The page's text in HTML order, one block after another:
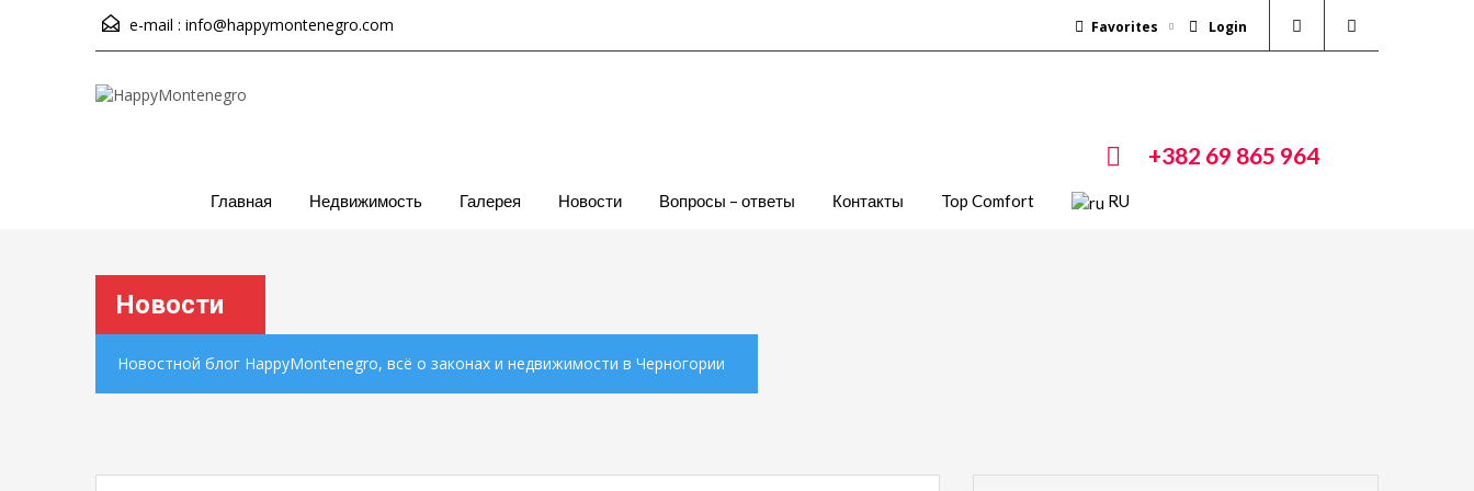
e-mail : info@happymontenegro.com Favorites Login
+382 69 865 964
Главная Недвижимость Галерея Новости Вопросы – ответы Контакты Top Comfort RU
Новости
Новостной блог HappyMontenegro, всё о законах и недвижимости в Черногории